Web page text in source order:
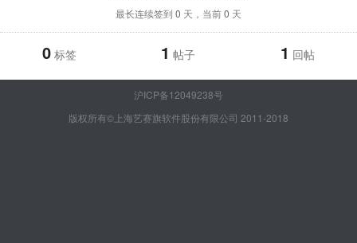
最长连续签到 0 天，当前0 天
0 标签 1 帖子 1 回帖
沪ICP备12049238号
版权所有©上海艺赛旗软件股份有限公司 2011-2018